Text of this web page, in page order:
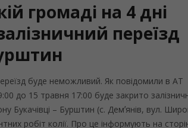
громаді на 4 дні
переїзд
буде неможливий. Як повідомили в АТ
до 15 травня 17:00 буде закрито
Букачівці – Бурштин (с. Демʼянів, вул.
робіт колії. Про це інформують на